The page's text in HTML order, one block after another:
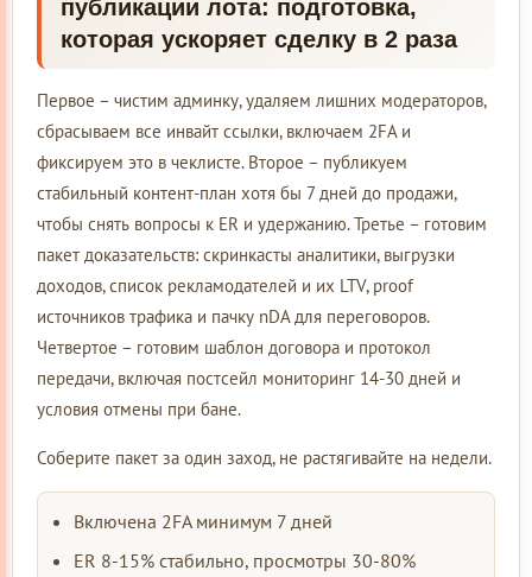
публикации лота: подготовка,
которая ускоряет сделку в 2 раза
Первое – чистим админку, удаляем лишних модераторов,
сбрасываем все инвайт ссылки, включаем 2FA и
фиксируем это в чеклисте. Второе – публикуем
стабильный контент-план хотя бы 7 дней до продажи,
чтобы снять вопросы к ER и удержанию. Третье – готовим
пакет доказательств: скринкасты аналитики, выгрузки
доходов, список рекламодателей и их LTV, proof
источников трафика и пачку nDA для переговоров.
Четвертое – готовим шаблон договора и протокол
передачи, включая постсейл мониторинг 14-30 дней и
условия отмены при бане.
Соберите пакет за один заход, не растягивайте на недели.
Включена 2FA минимум 7 дней
ER 8-15% стабильно, просмотры 30-80%